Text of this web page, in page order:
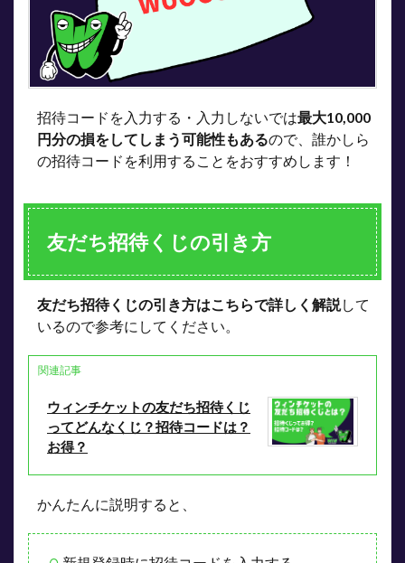
招待コードを入力する・入力しないでは最大10,000
円分の損をしてしまう可能性もあるので、誰かしら
の招待コードを利用することをおすすめします！
友だち招待くじの引き方
友だち招待くじの引き方はこちらで詳しく解説して
いるので参考にしてください。
関連記事
ウィンチケットの友だち招待くじ
ってどんなくじ？招待コードは？
お得？
かんたんに説明すると、